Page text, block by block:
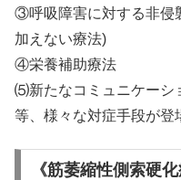
③呼吸障害に対する非侵
加えない療法)
④栄養補助療法
⑸新たなコミュニケーシ
等、様々な対症手段が登
《筋萎縮性側索硬